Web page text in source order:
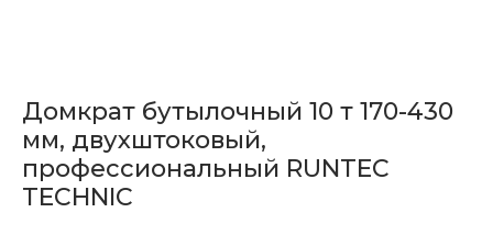
Домкрат бутылочный 10 т 170-430
мм, двухштоковый,
профессиональный RUNTEC
TECHNIC